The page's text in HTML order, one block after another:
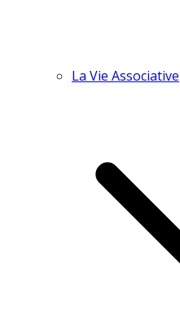
La Vie Associative